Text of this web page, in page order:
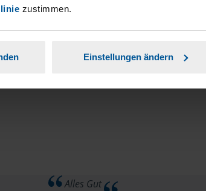
zustimmen.
Einstellungen ändern
Alles Gut